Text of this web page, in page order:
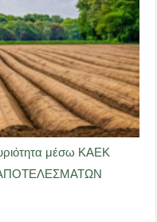
μέσω ΚΑΕΚ